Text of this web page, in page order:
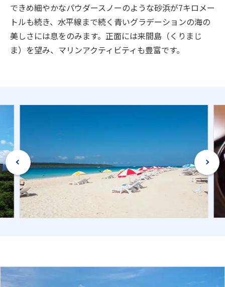
できめ細やかなパウダースノーのような砂浜が7キロメー
トルも続き、水平線まで続く青いグラデーションの海の
美しさには息をのみます。正面には来間島（くりまじ
ま）を望み、マリンアクティビティも豊富です。